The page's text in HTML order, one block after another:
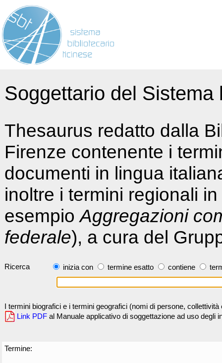
Soggettario del
Thesaurus redatto dalla
Firenze contenente i
documenti in lingua
inoltre i termini regionali
esempioAggregazioni
federale), a cura del
Ricerca inizia con termine esatto contiene
I termini biografici e i termini geografici (nomi di persone,
Link PDF al Manuale applicativo di soggettazione ad uso degli
Termine: